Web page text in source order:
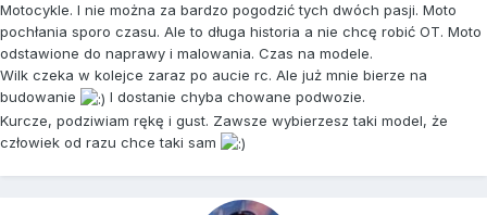
Motocykle. I nie można za bardzo pogodzić tych dwóch pasji. Moto
pochłania sporo czasu. Ale to długa historia a nie chcę robić OT. Moto
odstawione do naprawy i malowania. Czas na modele.
Wilk czeka w kolejce zaraz po aucie rc. Ale już mnie bierze na
budowanie
I dostanie chyba chowane podwozie.
Kurcze, podziwiam rękę i gust. Zawsze wybierzesz taki model, że
człowiek od razu chce taki sam